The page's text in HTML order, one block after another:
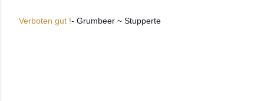
Verboten gut !- Grumbeer ~ Stupperte